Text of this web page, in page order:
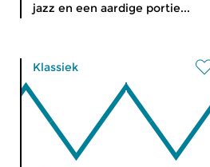
jazz en een aardige portie...
Klassiek